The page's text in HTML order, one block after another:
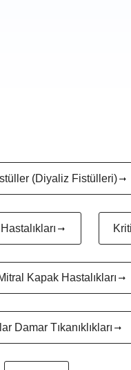
(Diyaliz Fistülleri)
Kapak Hastalıkları
Damar Tıkanıklıkları